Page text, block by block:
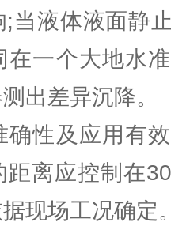
当液体液面静
在一个大地水
出差异沉降。
确性及应用有
距离应控制在
现场工况确定